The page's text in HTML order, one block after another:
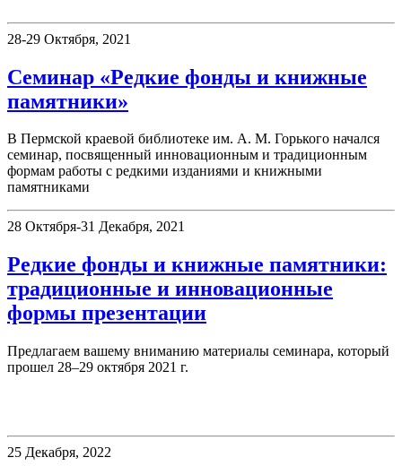
28-29 Октября, 2021
Семинар «Редкие фонды и книжные
памятники»
В Пермской краевой библиотеке им. А. М. Горького начался
семинар, посвященный инновационным и традиционным
формам работы с редкими изданиями и книжными
памятниками
28 Октября-31 Декабря, 2021
Редкие фонды и книжные памятники:
традиционные и инновационные
формы презентации
Предлагаем вашему вниманию материалы семинара, который
прошел 28–29 октября 2021 г.
25 Декабря, 2022